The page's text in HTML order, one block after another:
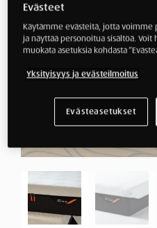
Evästeet
Käytämme evästeitä, jotta voimme
ja näyttää personoitua sisältöä. Voit
muokata asetuksia kohdasta
Yksityisyys ja evästeilmoitus
Evästeasetukset